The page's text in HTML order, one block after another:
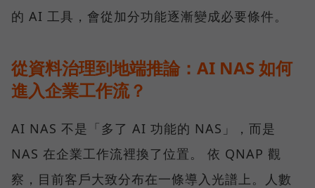
的 AI 工具，會從加分功能逐漸變成必要條件。
從資料治理到地端推論：AI NAS 如何
進入企業工作流？
AI NAS 不是「多了 AI 功能的 NAS」，而是
NAS 在企業工作流裡換了位置。 依 QNAP 觀
察，目前客戶大致分布在一條導入光譜上。人數